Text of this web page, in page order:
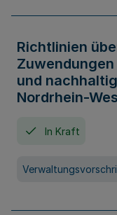
Richtlinien
und
Nordrhein-
In Kraft